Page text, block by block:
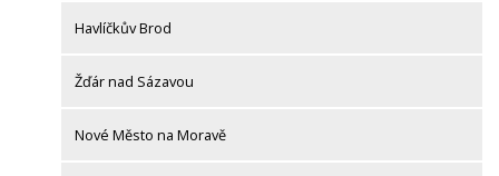
Havlíčkův Brod
Žďár nad Sázavou
Nové Město na Moravě